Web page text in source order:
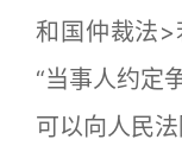
和国仲裁法>
“当事人约定
可以向人民